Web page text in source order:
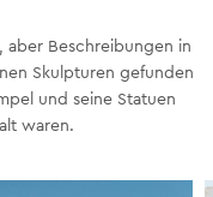
Beschreibungen in
Skulpturen gefunden
und seine Statuen
waren.